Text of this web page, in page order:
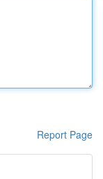
Report Page